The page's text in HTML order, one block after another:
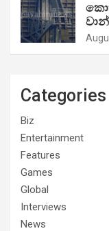
Categories
Biz
Entertainment
Features
Games
Global
Interviews
News